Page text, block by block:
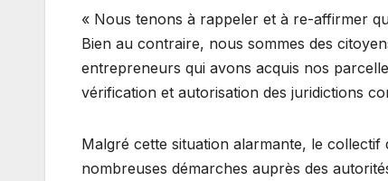
« Nous tenons à rappeler et à re-affirmer
Bien au contraire, nous sommes des
entrepreneurs qui avons acquis nos
vérification et autorisation des juridictions
Malgré cette situation alarmante, le collectif
nombreuses démarches auprès des